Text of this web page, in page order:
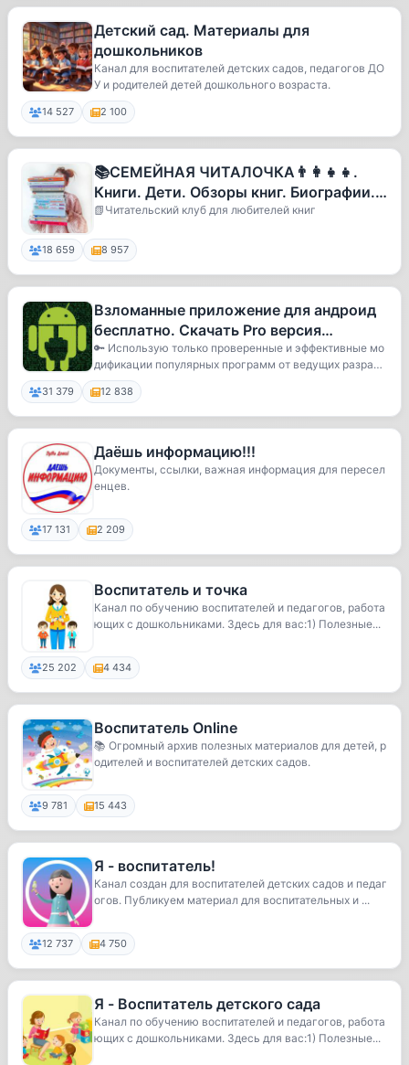
Детский сад. Материалы для
дошкольников
Канал для воспитателей детских садов, педагогов ДО
У и родителей детей дошкольного возраста.
14 527 2 100
📚СЕМЕЙНАЯ ЧИТАЛОЧКА👨‍👩‍👧‍👧.
Книги. Дети. Обзоры книг. Биографии.
Книги для детей
📗Читательский клуб для любителей книг
18 659 8 957
Взломанные приложение для андроид
бесплатно. Скачать Pro версия
приложения
🔑 Использую только проверенные и эффективные мо
дификации популярных программ от ведущих разрабо
тч...
31 379 12 838
Даёшь информацию!!!
Документы, ссылки, важная информация для пересел
енцев.
17 131 2 209
Воспитатель и точка
Канал по обучению воспитателей и педагогов, работа
ющих с дошкольниками. Здесь для вас:1) Полезные...
25 202 4 434
Воспитатель Online
📚 Огромный архив полезных материалов для детей, р
одителей и воспитателей детских садов.
9 781 15 443
Я - воспитатель!
Канал создан для воспитателей детских садов и педаг
огов. Публикуем материал для воспитательных и ...
12 737 4 750
Я - Воспитатель детского сада
Канал по обучению воспитателей и педагогов, работа
ющих с дошкольниками. Здесь для вас:1) Полезные...